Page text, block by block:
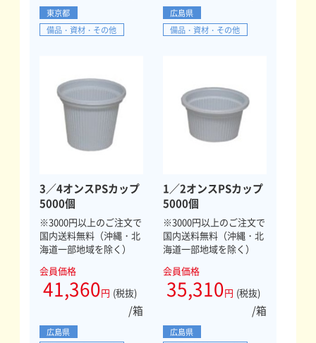
東京都
備品・資材・その他
広島県
備品・資材・その他
3／4オンスPSカップ
5000個
※3000円以上のご注文で
国内送料無料（沖縄・北
海道一部地域を除く）
会員価格
41,360円 (税抜)
/箱
広島県
1／2オンスPSカップ
5000個
※3000円以上のご注文で
国内送料無料（沖縄・北
海道一部地域を除く）
会員価格
35,310円 (税抜)
/箱
広島県